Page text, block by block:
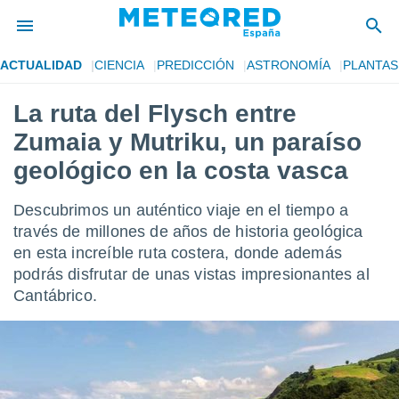
de
por
la
calidad.
a este
y
ACTUALIDAD CIENCIA PREDICCIÓN ASTRONOMÍA PLANTAS
La ruta del Flysch entre
Zumaia y Mutriku, un paraíso
geológico en la costa vasca
Descubrimos un auténtico viaje en el tiempo a
través de millones de años de historia geológica
en esta increíble ruta costera, donde además
podrás disfrutar de unas vistas impresionantes al
Cantábrico.